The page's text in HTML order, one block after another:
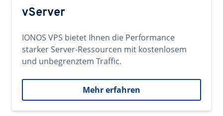
vServer
IONOS VPS bietet Ihnen die Performance
starker Server-Ressourcen mit kostenlosem
und unbegrenztem Traffic.
Mehr erfahren